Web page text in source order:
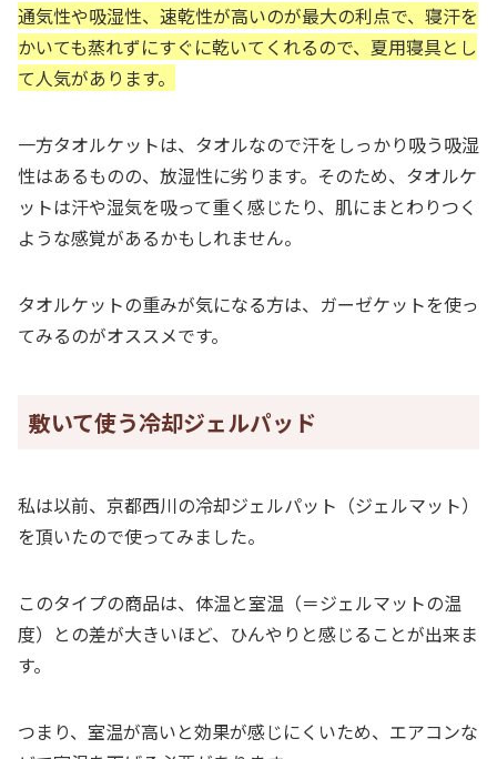
通気性や吸湿性、速乾性が高いのが最大の利点で、寝汗を
かいても蒸れずにすぐに乾いてくれるので、夏用寝具とし
て人気があります。
一方タオルケットは、タオルなので汗をしっかり吸う吸湿
性はあるものの、放湿性に劣ります。そのため、タオルケ
ットは汗や湿気を吸って重く感じたり、肌にまとわりつく
ような感覚があるかもしれません。
タオルケットの重みが気になる方は、ガーゼケットを使っ
てみるのがオススメです。
敷いて使う冷却ジェルパッド
私は以前、京都西川の冷却ジェルパット（ジェルマット）
を頂いたので使ってみました。
このタイプの商品は、体温と室温（＝ジェルマットの温
度）との差が大きいほど、ひんやりと感じることが出来ま
す。
つまり、室温が高いと効果が感じにくいため、エアコンな